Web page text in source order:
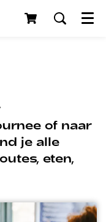
Menu
of naar
je alle
eten,